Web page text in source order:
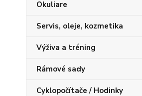
Okuliare
Servis, oleje, kozmetika
Výživa a tréning
Rámové sady
Cyklopočítače / Hodinky